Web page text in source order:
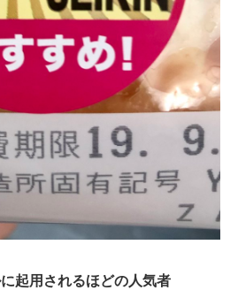
起用されるほどの人気者